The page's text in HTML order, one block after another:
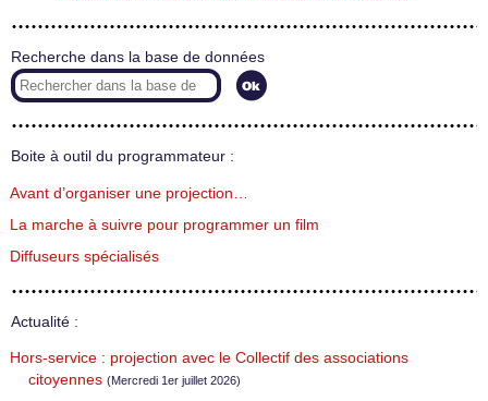
Recherche dans la base de données
Boite à outil du programmateur :
Avant d’organiser une projection…
La marche à suivre pour programmer un film
Diffuseurs spécialisés
Actualité :
Hors-service : projection avec le Collectif des associations
citoyennes (Mercredi 1er juillet 2026)